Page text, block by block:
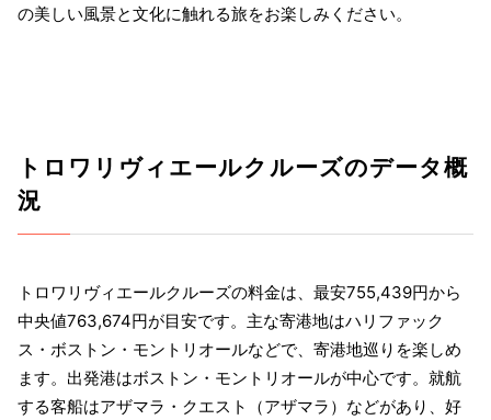
の美しい風景と文化に触れる旅をお楽しみください。
トロワリヴィエールクルーズのデータ概
況
トロワリヴィエールクルーズの料金は、最安755,439円から
中央値763,674円が目安です。主な寄港地はハリファック
ス・ボストン・モントリオールなどで、寄港地巡りを楽しめ
ます。出発港はボストン・モントリオールが中心です。就航
する客船はアザマラ・クエスト（アザマラ）などがあり、好